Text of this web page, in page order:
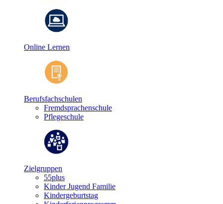
Online Lernen
Berufsfachschulen
Fremdsprachenschule
Pflegeschule
Zielgruppen
55plus
Kinder Jugend Familie
Kindergeburtstag